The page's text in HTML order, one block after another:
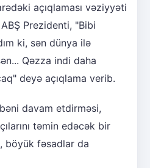
açıqlaması vəziyyəti
Prezidenti, "Bibi
ki, sən dünya ilə
Qəzza indi daha
deyə açıqlama verib.
davam etdirməsi,
təmin edəcək bir
böyük fəsadlar da